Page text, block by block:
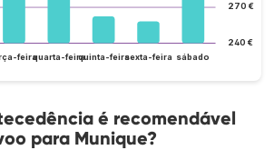
240 €
270 €
feiraquarta-feiraquinta-feirasexta-feira sábado
é recomendável
para Munique?